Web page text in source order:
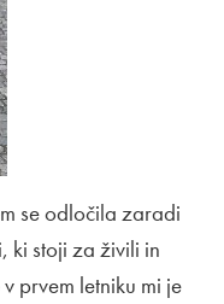
se odločila zaradi
ki stoji za živili in
prvem letniku mi je